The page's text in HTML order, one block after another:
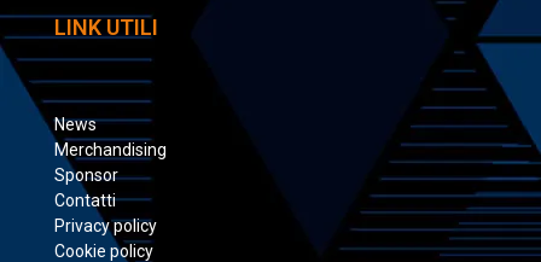
LINK UTILI
News
Merchandising
Sponsor
Contatti
Privacy policy
Cookie policy